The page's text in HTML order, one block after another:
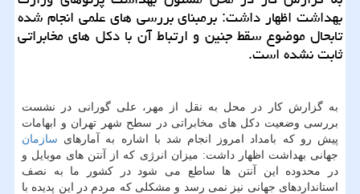
بهداشت اظهار داشت: برمبنای بررسی های علمی انجام شده
تابحال موضوع سقط جنین و ارتباط آن با دكل های مخابراتی
ثابت نشده است.
به گزارش كار در محل به نقل از مهر، علی گورانی در نشست
بررسی وضعیت دكل های مخابراتی در سطح شهر تهران و ابهامات
پیش رو كه بامداد امروز انجام شد با اشاره به آمارهای سازمان
جهانی بهداشت اظهار داشت: میزان انرژی كه از آنتن های موبایل و
در محدوده این آنتن ها ساطع می شود در كشور ما به نصف
استانداردهای جهانی نیز نمی رسد و مشكلی كه مردم در این پدیده با